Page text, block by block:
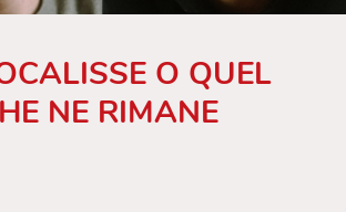
O QUEL
NE RIMANE